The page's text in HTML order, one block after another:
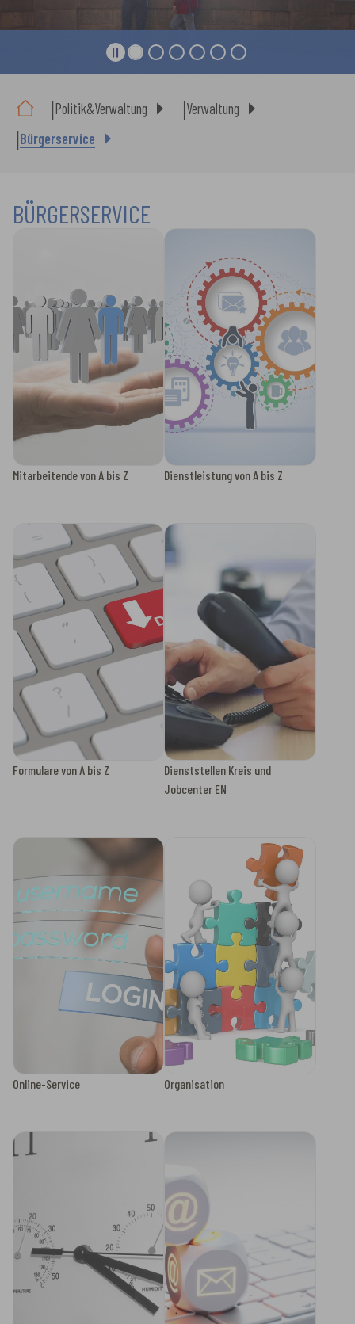
Politik&Verwaltung
Verwaltung
Bürgerservice
BÜRGERSERVICE
Mitarbeitende von A bis Z Dienstleistung von A bis Z
Formulare von A bis Z
Dienststellen Kreis und
Jobcenter EN
Online-Service Organisation